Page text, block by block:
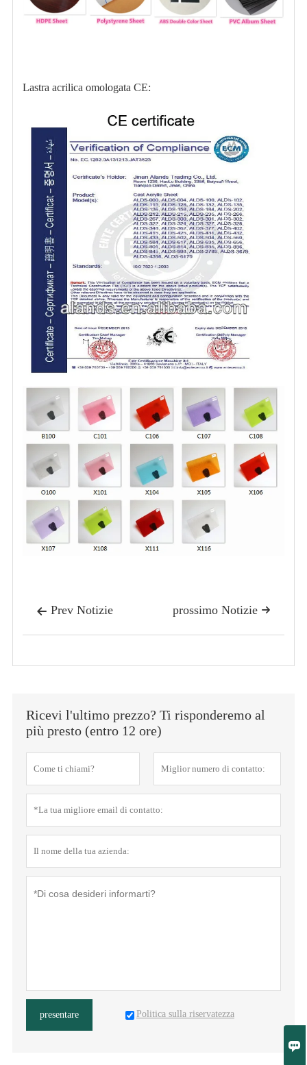

Lastra acrilica omologata CE:
 Prev Notizie 
prossimo Notizie
Ricevi l'ultimo prezzo? Ti risponderemo al
più presto (entro 12 ore)
presentare Politica sulla riservatezza